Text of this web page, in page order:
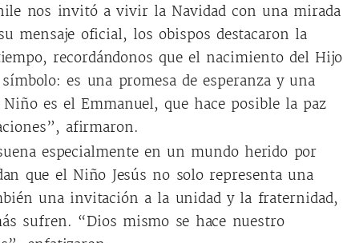
nos invitó a vivir la Navidad con una mirada
mensaje oficial, los obispos destacaron la
recordándonos que el nacimiento del Hijo
es una promesa de esperanza y una
es el Emmanuel, que hace posible la paz
afirmaron.
especialmente en un mundo herido por
que el Niño Jesús no solo representa una
una invitación a la unidad y la fraternidad,
sufren. “Dios mismo se hace nuestro